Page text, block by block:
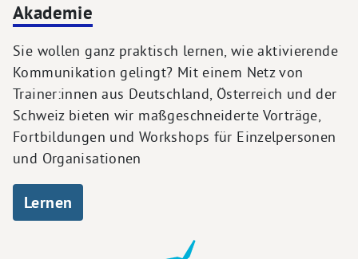
Akademie
Sie wollen ganz praktisch lernen, wie aktivierende
Kommunikation gelingt? Mit einem Netz von
Trainer:innen aus Deutschland, Österreich und der
Schweiz bieten wir maßgeschneiderte Vorträge,
Fortbildungen und Workshops für Einzelpersonen
und Organisationen
Lernen